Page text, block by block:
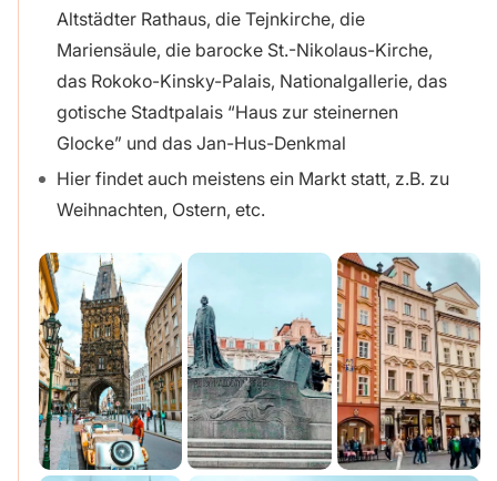
Altstädter Rathaus, die Tejnkirche, die
Mariensäule, die barocke St.-Nikolaus-Kirche,
das Rokoko-Kinsky-Palais, Nationalgallerie, das
gotische Stadtpalais “Haus zur steinernen
Glocke” und das Jan-Hus-Denkmal
Hier findet auch meistens ein Markt statt, z.B. zu
Weihnachten, Ostern, etc.